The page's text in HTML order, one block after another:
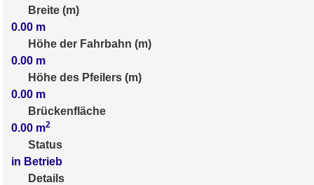
Breite (m)
0.00 m
Höhe der Fahrbahn (m)
0.00 m
Höhe des Pfeilers (m)
0.00 m
Brückenfläche
0.00 m2
Status
in Betrieb
Details